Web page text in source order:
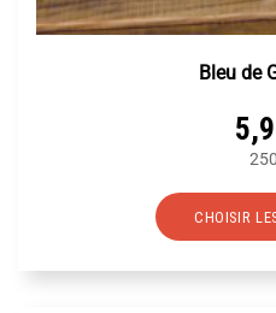
Bleu de
CHOISIR